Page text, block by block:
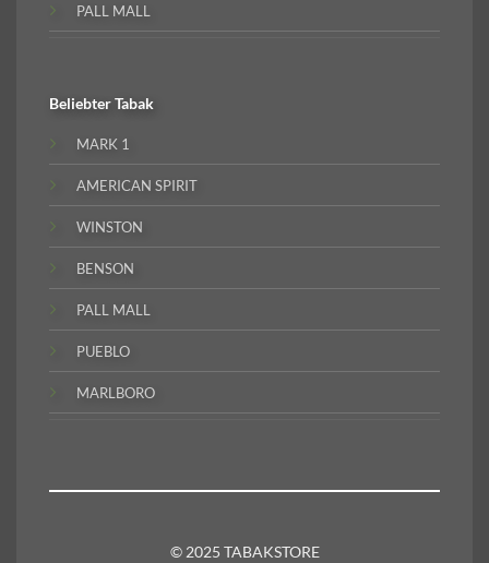
PALL MALL
BeliebterTabak
MARK 1
AMERICAN SPIRIT
WINSTON
BENSON
PALL MALL
PUEBLO
MARLBORO
© 2025 TABAKSTORE